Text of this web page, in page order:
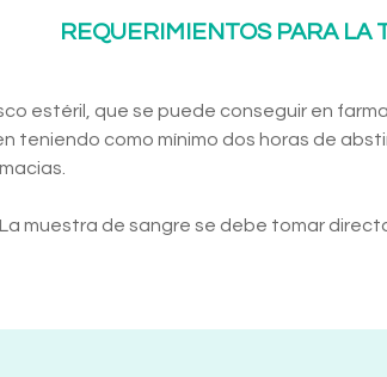
REQUERIMIENTOS PARA LA
estéril, que se puede conseguir en
teniendo como mínimo dos horas de
muestra de sangre se debe tomar